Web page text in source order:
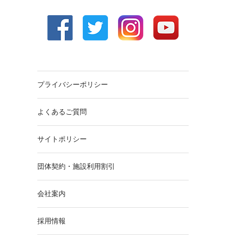
プライバシーポリシー
よくあるご質問
サイトポリシー
団体契約・施設利用割引
会社案内
採用情報